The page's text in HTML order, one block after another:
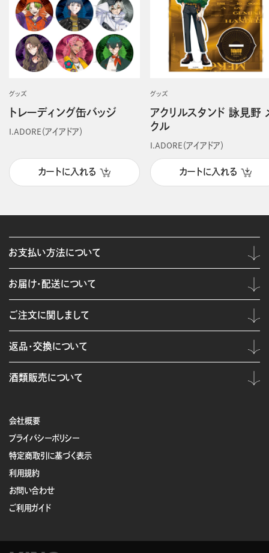
グッズ
トレーディング缶バッジ
I.ADORE（アイアドア）
カートに入れる
グッズ
アクリルスタンド 詠見野
クル
I.ADORE（アイアドア）
カートに入れる
会社概要
プライバシーポリシー
特定商取引に基づく表示
利用規約
お問い合わせ
ご利用ガイド
お支払い方法について
お届け・配送について
ご注文に関しまして
返品・交換について
酒類販売について